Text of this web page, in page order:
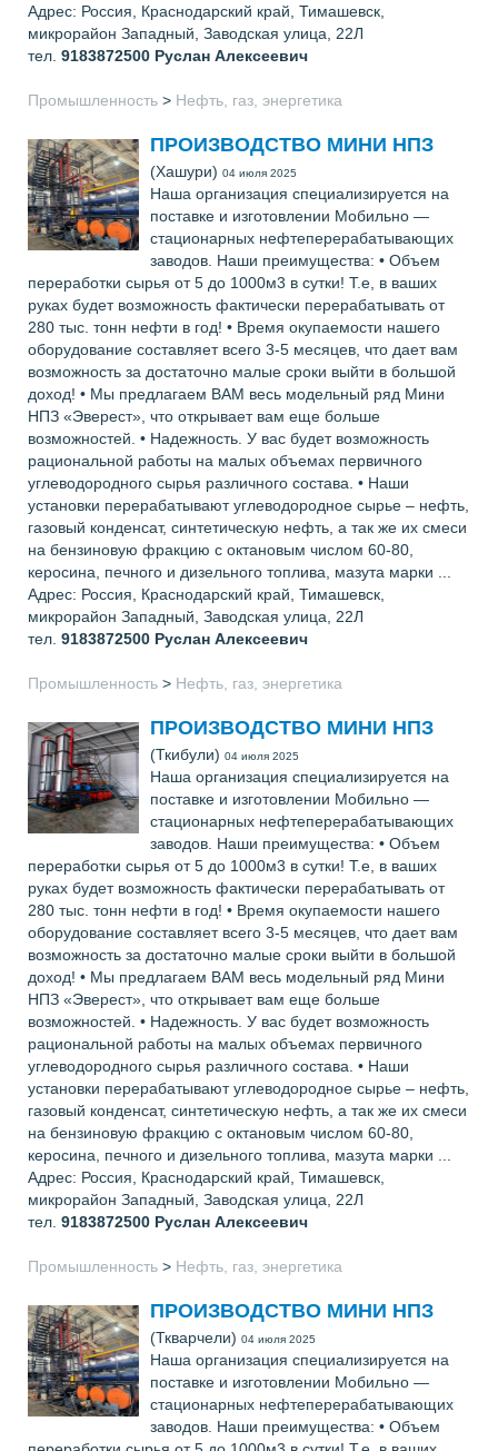
Адрес: Россия, Краснодарский край, Тимашевск,
микрорайон Западный, Заводская улица, 22Л
тел. 9183872500 Руслан Алексеевич
Промышленность > Нефть, газ, энергетика
ПРОИЗВОДСТВО МИНИ НПЗ
(Хашури) 04 июля 2025
Наша организация специализируется на
поставке и изготовлении Мобильно —
стационарных нефтеперерабатывающих
заводов. Наши преимущества: • Объем
переработки сырья от 5 до 1000м3 в сутки! Т.е, в ваших
руках будет возможность фактически перерабатывать от
280 тыс. тонн нефти в год! • Время окупаемости нашего
оборудование составляет всего 3-5 месяцев, что дает вам
возможность за достаточно малые сроки выйти в большой
доход! • Мы предлагаем ВАМ весь модельный ряд Мини
НПЗ «Эверест», что открывает вам еще больше
возможностей. • Надежность. У вас будет возможность
рациональной работы на малых объемах первичного
углеводородного сырья различного состава. • Наши
установки перерабатывают углеводородное сырье – нефть,
газовый конденсат, синтетическую нефть, а так же их смеси
на бензиновую фракцию с октановым числом 60-80,
керосина, печного и дизельного топлива, мазута марки ...
Адрес: Россия, Краснодарский край, Тимашевск,
микрорайон Западный, Заводская улица, 22Л
тел. 9183872500 Руслан Алексеевич
Промышленность > Нефть, газ, энергетика
ПРОИЗВОДСТВО МИНИ НПЗ
(Ткибули) 04 июля 2025
Наша организация специализируется на
поставке и изготовлении Мобильно —
стационарных нефтеперерабатывающих
заводов. Наши преимущества: • Объем
переработки сырья от 5 до 1000м3 в сутки! Т.е, в ваших
руках будет возможность фактически перерабатывать от
280 тыс. тонн нефти в год! • Время окупаемости нашего
оборудование составляет всего 3-5 месяцев, что дает вам
возможность за достаточно малые сроки выйти в большой
доход! • Мы предлагаем ВАМ весь модельный ряд Мини
НПЗ «Эверест», что открывает вам еще больше
возможностей. • Надежность. У вас будет возможность
рациональной работы на малых объемах первичного
углеводородного сырья различного состава. • Наши
установки перерабатывают углеводородное сырье – нефть,
газовый конденсат, синтетическую нефть, а так же их смеси
на бензиновую фракцию с октановым числом 60-80,
керосина, печного и дизельного топлива, мазута марки ...
Адрес: Россия, Краснодарский край, Тимашевск,
микрорайон Западный, Заводская улица, 22Л
тел. 9183872500 Руслан Алексеевич
Промышленность > Нефть, газ, энергетика
ПРОИЗВОДСТВО МИНИ НПЗ
(Ткварчели) 04 июля 2025
Наша организация специализируется на
поставке и изготовлении Мобильно —
стационарных нефтеперерабатывающих
заводов. Наши преимущества: • Объем